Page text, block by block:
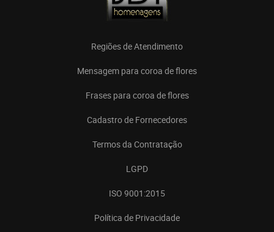
Regiões de Atendimento
Mensagem para coroa de flores
Frases para coroa de flores
Cadastro de Fornecedores
Termos da Contratação
LGPD
ISO 9001:2015
Política de Privacidade